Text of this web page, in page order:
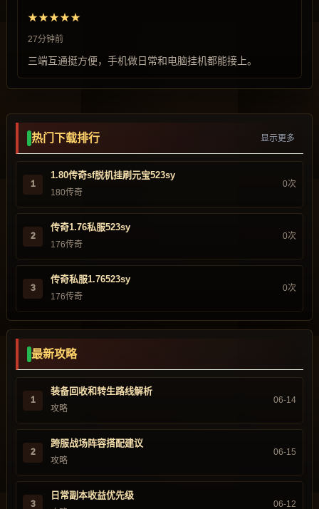
★★★★★
27分钟前
三端互通挺方便，手机做日常和电脑挂机都能接上。
热门下载排行 显示更多
1
1.80传奇sf脱机挂刷元宝523sy
180传奇
0次
2
传奇1.76私服523sy
176传奇
0次
3
传奇私服1.76523sy
176传奇
0次
最新攻略
1
装备回收和转生路线解析
攻略
06-14
2
跨服战场阵容搭配建议
攻略
06-15
3
日常副本收益优先级
06-12